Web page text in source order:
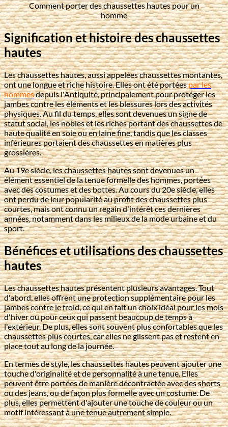
Comment porter des chaussettes hautes pour un
homme
Signification et histoire des chaussettes
hautes
Les chaussettes hautes, aussi appelées chaussettes montantes,
ont une longue et riche histoire. Elles ont été portéespar les
hommesdepuis l'Antiquité, principalement pour protéger les
jambes contre les éléments et les blessures lors des activités
physiques. Au fil du temps, elles sont devenues un signe de
statut social, les nobles et les riches portant des chaussettes de
haute qualité en soie ou en laine fine, tandis que les classes
inférieures portaient des chaussettes en matières plus
grossières.
Au 19e siècle, les chaussettes hautes sont devenues un
élément essentiel de la tenue formelle des hommes, portées
avec des costumes et des bottes. Au cours du 20e siècle, elles
ont perdu de leur popularité au profit des chaussettes plus
courtes, mais ont connu un regain d'intérêt ces dernières
années, notamment dans les milieux de la mode urbaine et du
sport.
Bénéfices et utilisations des chaussettes
hautes
Les chaussettes hautes présentent plusieurs avantages. Tout
d'abord, elles offrent une protection supplémentaire pour les
jambes contre le froid, ce qui en fait un choix idéal pour les mois
d'hiver ou pour ceux qui passent beaucoup de temps à
l'extérieur. De plus, elles sont souvent plus confortables que les
chaussettes plus courtes, car elles ne glissent pas et restent en
place tout au long de la journée.
En termes de style, les chaussettes hautes peuvent ajouter une
touche d'originalité et de personnalité à une tenue. Elles
peuvent être portées de manière décontractée avec des shorts
ou des jeans, ou de façon plus formelle avec un costume. De
plus, elles permettent d'ajouter une touche de couleur ou un
motif intéressant à une tenue autrement simple.